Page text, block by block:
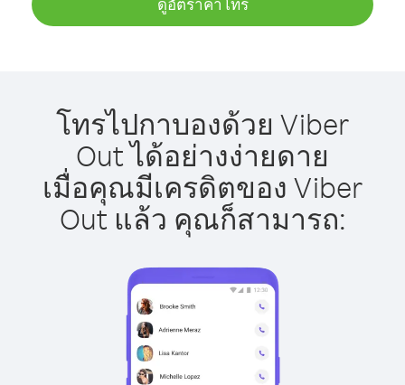
ดูอัตราค่าโทร
โทรไปกาบองด้วย Viber
Out ได้อย่างง่ายดาย
เมื่อคุณมีเครดิตของ Viber
Out แล้ว คุณก็สามารถ: